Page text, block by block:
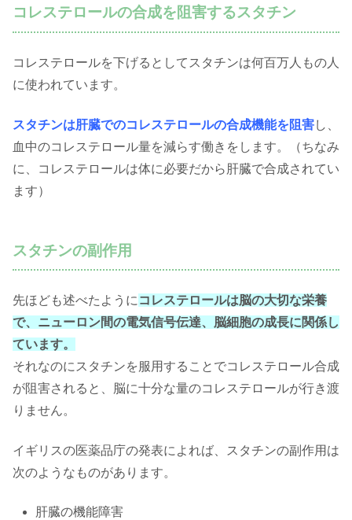
コレステロールの合成を阻害するスタチン
コレステロールを下げるとしてスタチンは何百万人もの人
に使われています。
スタチンは肝臓でのコレステロールの合成機能を阻害し、
血中のコレステロール量を減らす働きをします。（ちなみ
に、コレステロールは体に必要だから肝臓で合成されてい
ます）
スタチンの副作用
先ほども述べたように コレステロールは脳の大切な栄養
で、ニューロン間の電気信号伝達、脳細胞の成長に関係し
ています。
それなのにスタチンを服用することでコレステロール合成
が阻害されると、脳に十分な量のコレステロールが行き渡
りません。
イギリスの医薬品庁の発表によれば、スタチンの副作用は
次のようなものがあります。
肝臓の機能障害